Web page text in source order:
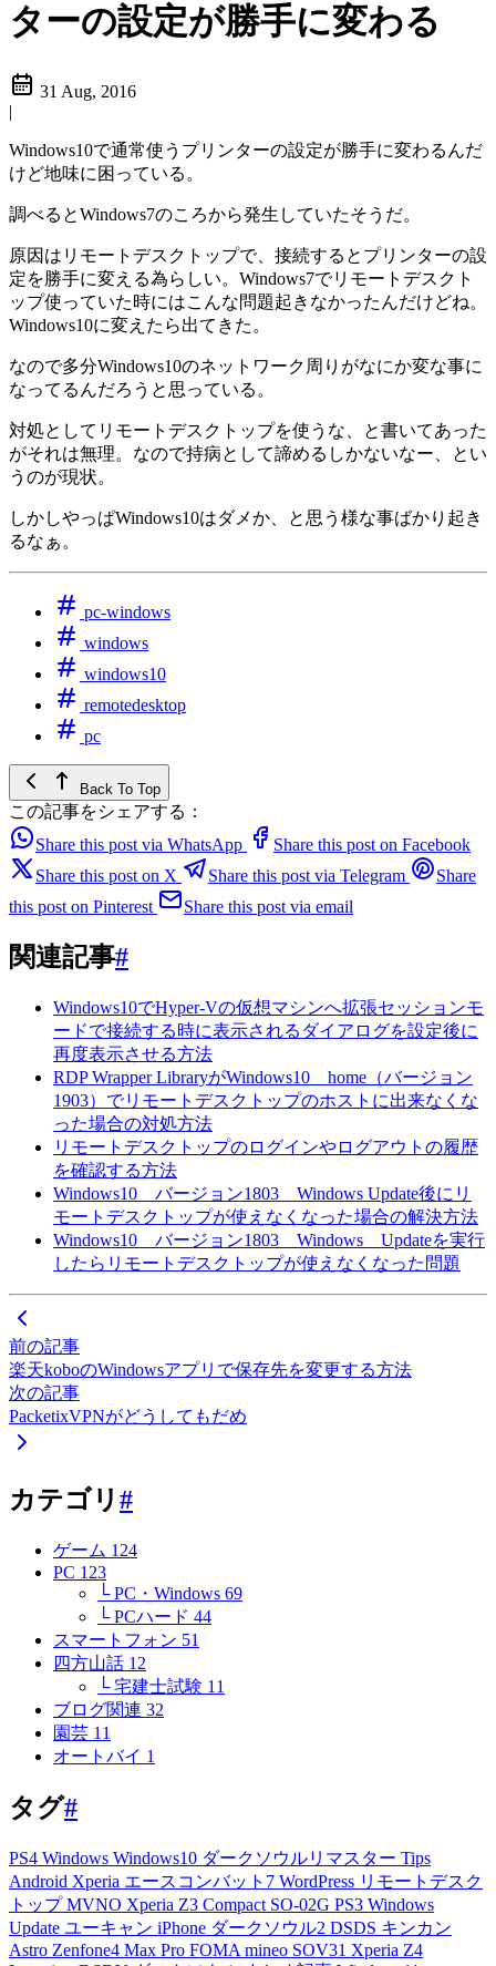
ターの設定が勝手に変わる
31 Aug, 2016
|
Windows10で通常使うプリンターの設定が勝手に変わるんだ
けど地味に困っている。
調べるとWindows7のころから発生していたそうだ。
原因はリモートデスクトップで、接続するとプリンターの設
定を勝手に変える為らしい。Windows7でリモートデスクト
ップ使っていた時にはこんな問題起きなかったんだけどね。
Windows10に変えたら出てきた。
なので多分Windows10のネットワーク周りがなにか変な事に
なってるんだろうと思っている。
対処としてリモートデスクトップを使うな、と書いてあった
がそれは無理。なので持病として諦めるしかないなー、とい
うのが現状。
しかしやっぱWindows10はダメか、と思う様な事ばかり起き
るなぁ。
pc-windows
windows
windows10
remotedesktop
pc
Back To Top
この記事をシェアする：
Share this post via WhatsApp
Share this post on Facebook
Share this post on X
Share this post via Telegram
Share
this post on Pinterest
Share this post via email
関連記事#
Windows10でHyper-Vの仮想マシンへ拡張セッションモ
ードで接続する時に表示されるダイアログを設定後に
再度表示させる方法
RDP Wrapper LibraryがWindows10 home（バージョン
1903）でリモートデスクトップのホストに出来なくな
った場合の対処方法
リモートデスクトップのログインやログアウトの履歴
を確認する方法
Windows10 バージョン1803 Windows Update後にリ
モートデスクトップが使えなくなった場合の解決方法
Windows10 バージョン1803 Windows Updateを実行
したらリモートデスクトップが使えなくなった問題
前の記事
楽天koboのWindowsアプリで保存先を変更する方法
次の記事
PacketixVPNがどうしてもだめ
カテゴリ #
ゲーム 124
PC 123
└ PC・Windows 69
└ PCハード 44
スマートフォン 51
四方山話 12
└ 宅建士試験 11
ブログ関連 32
園芸 11
オートバイ 1
タグ#
PS4 Windows Windows10 ダークソウルリマスター Tips
Android Xperia エースコンバット7 WordPress リモートデスク
トップMVNO Xperia Z3 Compact SO-02G PS3 Windows
Update ユーキャン iPhone ダークソウル2 DSDS キンカン
Astro Zenfone4 Max Pro FOMA mineo SOV31 Xperia Z4